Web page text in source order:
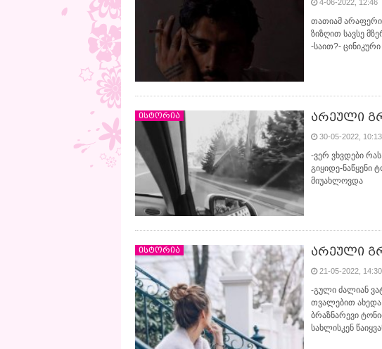
4-06-2022, 12:46
თათიამ არაფერი
ზიზღით სავსე
-საით?-
ისტორია არეული
30-05-2022, 10:13
-ვერ ვხვდები
გიყიდე-
მიუახლოვდა
ისტორია არეული
21-05-2022, 14:30
-გული ძალიან
თვალებით ახედა
ბრაზნარევი
სახლისკენ